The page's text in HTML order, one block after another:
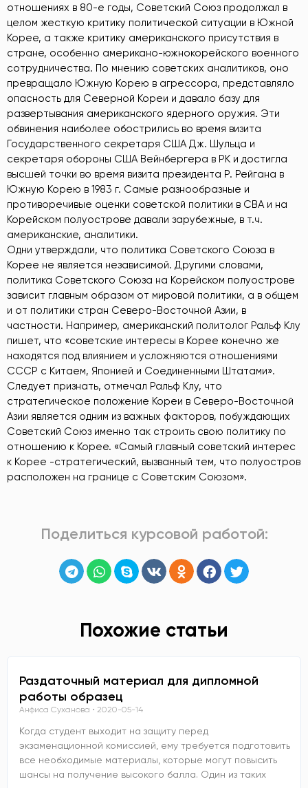
отношениях в 80-е годы, Советский Союз продолжал в
целом жесткую критику политической ситуации в Южной
Корее, а также критику американского присутствия в
стране, особенно американо-южнокорейского военного
сотрудничества. По мнению советских аналитиков, оно
превращало Южную Корею в агрессора, представляло
опасность для Северной Кореи и давало базу для
развертывания американского ядерного оружия. Эти
обвинения наиболее обострились во время визита
Государственного секретаря США Дж. Шульца и
секретаря обороны США Вейнбергера в РК и достигла
высшей точки во время визита президента Р. Рейгана в
Южную Корею в 1983 г. Самые разнообразные и
противоречивые оценки советской политики в СВА и на
Корейском полуострове давали зарубежные, в т.ч.
американские, аналитики.
Одни утверждали, что политика Советского Союза в
Корее не является независимой. Другими словами,
политика Советского Союза на Корейском полуострове
зависит главным образом от мировой политики, а в общем
и от политики стран Северо-Восточной Азии, в
частности. Например, американский политолог Ральф Клу
пишет, что «советские интересы в Корее конечно же
находятся под влиянием и усложняются отношениями
СССР с Китаем, Японией и Соединенными Штатами».
Следует признать, отмечал Ральф Клу, что
стратегическое положение Кореи в Северо-Восточной
Азии является одним из важных факторов, побуждающих
Советский Союз именно так строить свою политику по
отношению к Корее. «Самый главный советский интерес
к Корее -стратегический, вызванный тем, что полуостров
расположен на границе с Советским Союзом».
Поделиться курсовой работой:
Похожие статьи
Раздаточный материал для дипломной
работы образец
Анфиса Суханова 2020-05-14
Когда студент выходит на защиту перед
экзаменационной комиссией, ему требуется подготовить
все необходимые материалы, которые могут повысить
шансы на получение высокого балла. Один из таких